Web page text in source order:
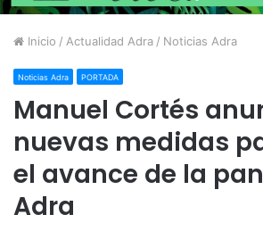
Inicio / Actualidad Adra / Noticias Adra
Noticias Adra PORTADA
Manuel Cortés
nuevas medidas
el avance de la
Adra